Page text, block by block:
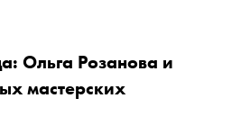
Ольга Розанова и
мастерских